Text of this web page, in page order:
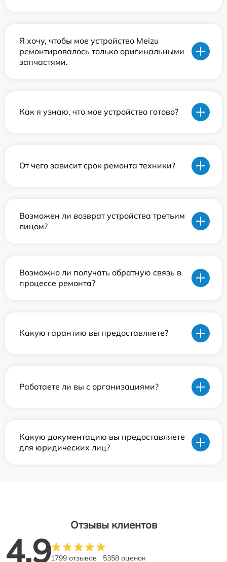
Я хочу, чтобы мое устройство Meizu
ремонтировалось только оригинальными
запчастями.
Как я узнаю, что мое устройство готово?
От чего зависит срок ремонта техники?
Возможен ли возврат устройства третьим
лицом?
Возможно ли получать обратную связь в
процессе ремонта?
Какую гарантию вы предоставляете?
Работаете ли вы с организациями?
Какую документацию вы предоставляете
для юридических лиц?
Отзывы клиентов
4.91799 отзывов 5358 оценок